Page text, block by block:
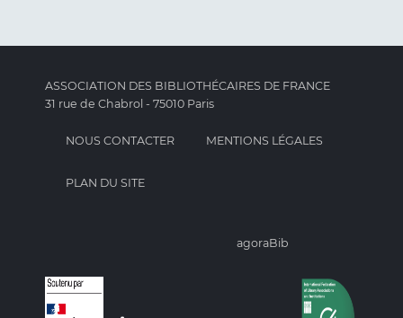
ASSOCIATION DES BIBLIOTHÉCAIRES DE FRANCE
31 rue de Chabrol - 75010 Paris
NOUS CONTACTER MENTIONS LÉGALES
PLAN DU SITE
agoraBib